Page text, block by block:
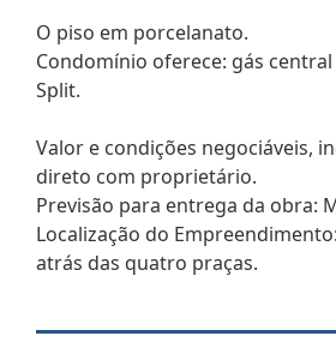
O piso em porcelanato.
Condomínio oferece: gás
Split.
Valor e condições negociáveis,
direto com proprietário.
Previsão para entrega da obra:
Localização do
atrás das quatro praças.